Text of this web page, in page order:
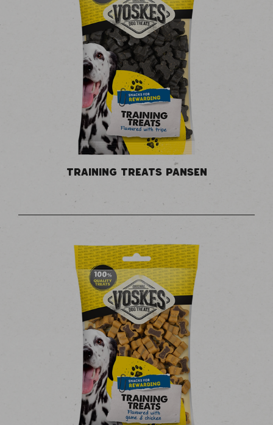
TRAINING TREATS PANSEN